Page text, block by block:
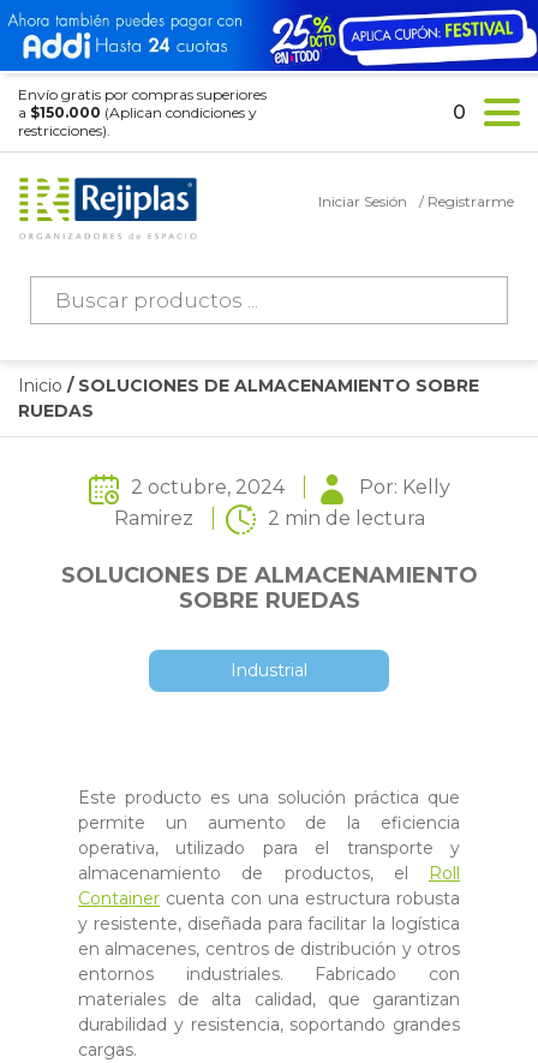
Envío gratis por compras superiores
a $150.000 (Aplican condiciones y
restricciones).
Búsqueda
productos
Iniciar Sesión / Registrarme
0
Inicio / SOLUCIONES DE ALMACENAMIENTO SOBRE
RUEDAS
2 octubre, 2024
Por: Kelly
Ramirez
2 min de lectura
SOLUCIONES DE ALMACENAMIENTO
SOBRE RUEDAS
Industrial
Este producto es una solución práctica que
permite un aumento de la eficiencia
operativa, utilizado para el transporte y
almacenamiento de productos, el
Roll
Container cuenta con una estructura robusta
y resistente, diseñada para facilitar la logística
en almacenes, centros de distribución y otros
entornos industriales. Fabricado con
materiales de alta calidad, que garantizan
durabilidad y resistencia, soportando grandes
cargas.